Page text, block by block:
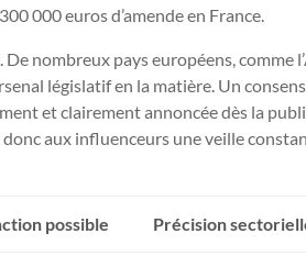
000 euros d’amende en France.
nombreux pays européens, comme
législatif en la matière. Un
et clairement annoncée dès la
aux influenceurs une veille
possible Précision